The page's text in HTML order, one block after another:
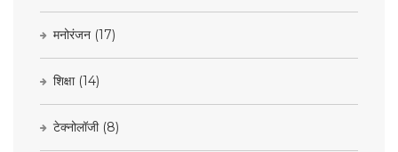
मनोरंजन (17)
शिक्षा (14)
टेक्नोलॉजी (8)